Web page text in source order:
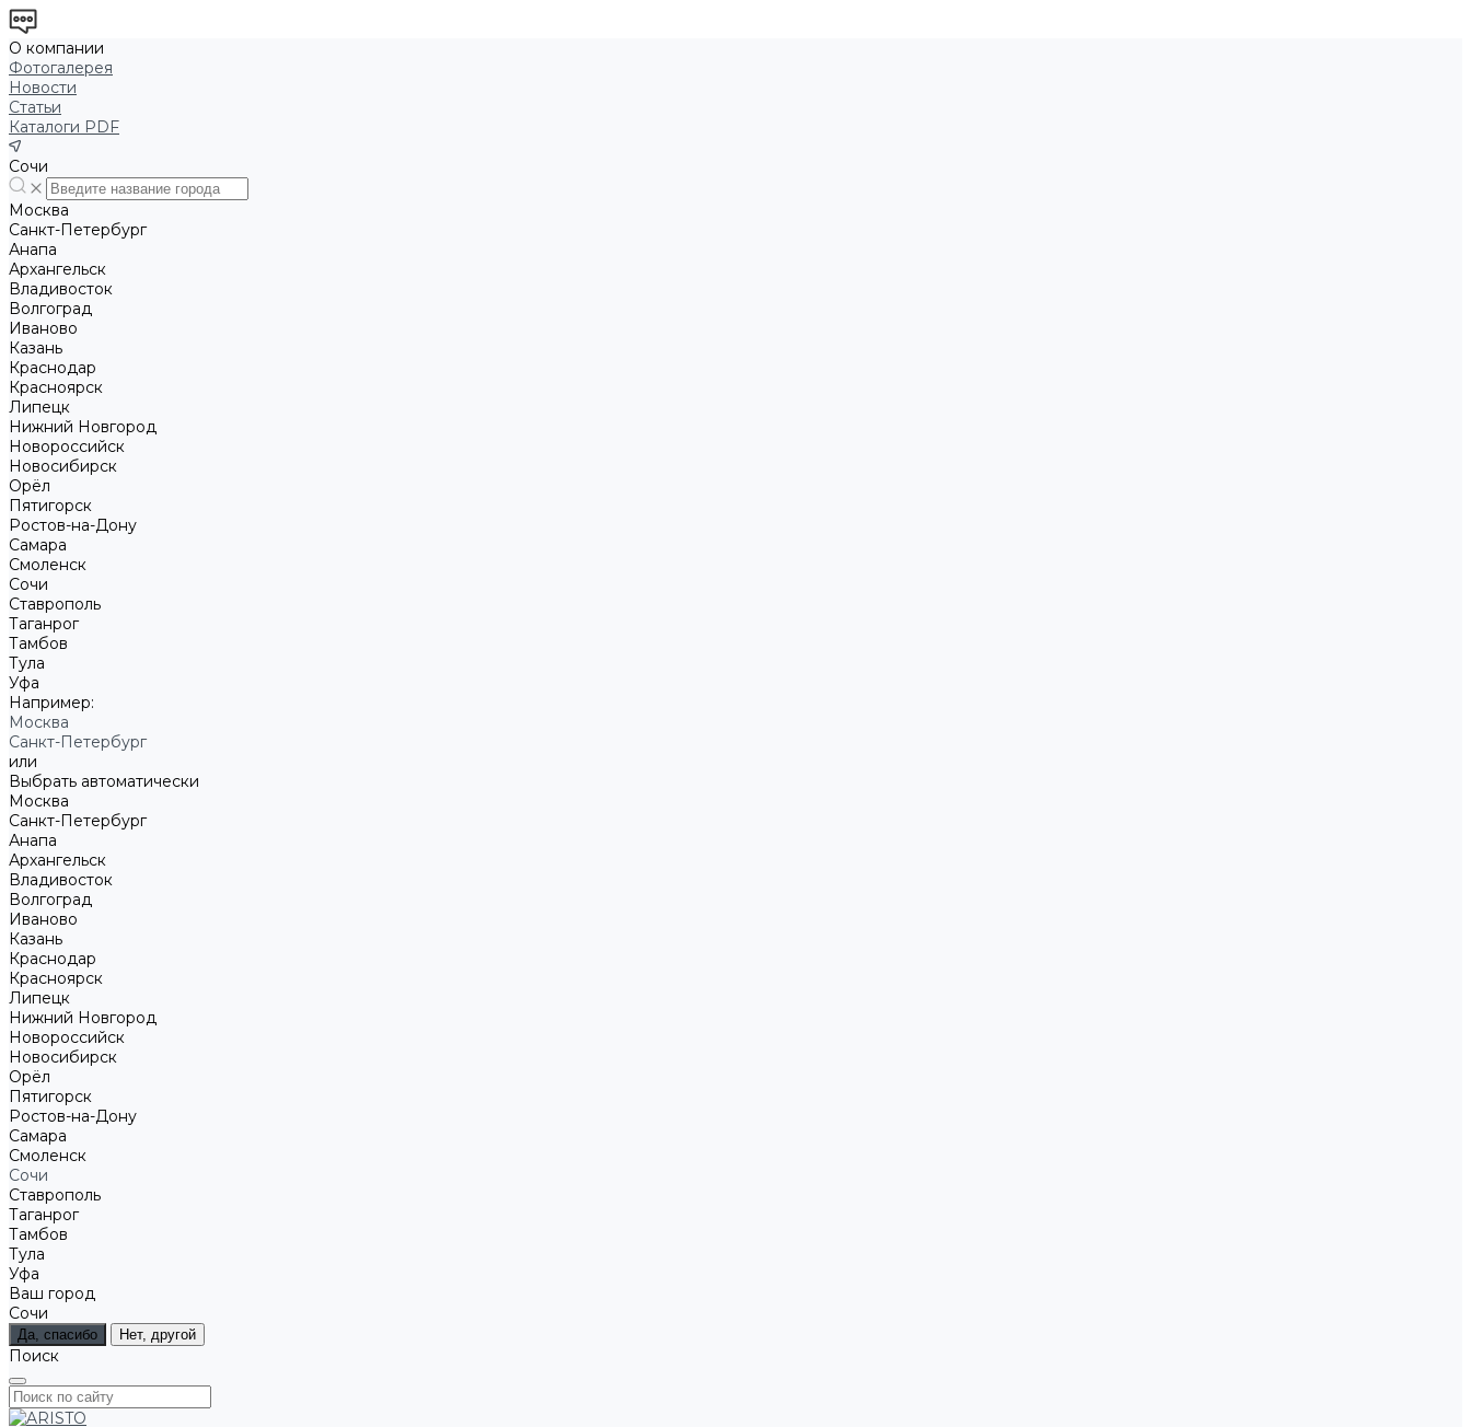
О компании
Фотогалерея
Новости
Статьи
Каталоги PDF
Сочи
Москва
Санкт-Петербург
Анапа
Архангельск
Владивосток
Волгоград
Иваново
Казань
Краснодар
Красноярск
Липецк
Нижний Новгород
Новороссийск
Новосибирск
Орёл
Пятигорск
Ростов-на-Дону
Самара
Смоленск
Сочи
Ставрополь
Таганрог
Тамбов
Тула
Уфа
Например:
Москва
Санкт-Петербург
или
Выбрать автоматически
Москва
Санкт-Петербург
Анапа
Архангельск
Владивосток
Волгоград
Иваново
Казань
Краснодар
Красноярск
Липецк
Нижний Новгород
Новороссийск
Новосибирск
Орёл
Пятигорск
Ростов-на-Дону
Самара
Смоленск
Сочи
Ставрополь
Таганрог
Тамбов
Тула
Уфа
Ваш город
Сочи
Да, спасибо Нет, другой
Поиск